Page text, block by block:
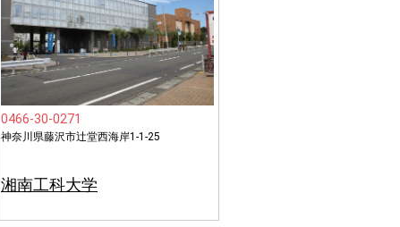
0466-30-0271
神奈川県藤沢市辻堂西海岸1-1-25
湘南工科大学